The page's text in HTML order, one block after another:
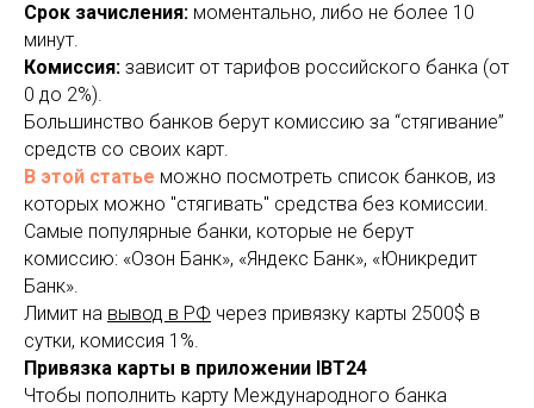
Срок зачисления: моментально, либо не более 10
минут.
Комиссия: зависит от тарифов российского банка (от
0 до 2%).
Большинство банков берут комиссию за “стягивание”
средств со своих карт.
В этой статье можно посмотреть список банков, из
которых можно "стягивать" средства без комиссии.
Самые популярные банки, которые не берут
комиссию: «Озон Банк», «Яндекс Банк», «Юникредит
Банк».
Лимит на вывод в РФ через привязку карты 2500$ в
сутки, комиссия 1%.
Привязка карты в приложении IBT24
Чтобы пополнить карту Международного банка